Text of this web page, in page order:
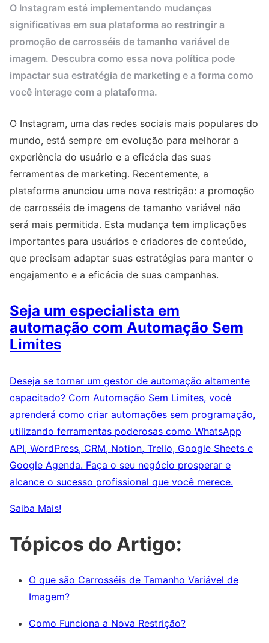
O Instagram está implementando mudanças
significativas em sua plataforma ao restringir a
promoção de carrosséis de tamanho variável de
imagem. Descubra como essa nova política pode
impactar sua estratégia de marketing e a forma como
você interage com a plataforma.
O Instagram, uma das redes sociais mais populares do
mundo, está sempre em evolução para melhorar a
experiência do usuário e a eficácia das suas
ferramentas de marketing. Recentemente, a
plataforma anunciou uma nova restrição: a promoção
de carrosséis de imagens de tamanho variável não
será mais permitida. Esta mudança tem implicações
importantes para usuários e criadores de conteúdo,
que precisam adaptar suas estratégias para manter o
engajamento e a eficácia de suas campanhas.
Seja um especialista em
automação com Automação Sem
Limites
Deseja se tornar um gestor de automação altamente
capacitado? Com Automação Sem Limites, você
aprenderá como criar automações sem programação,
utilizando ferramentas poderosas como WhatsApp
API, WordPress, CRM, Notion, Trello, Google Sheets e
Google Agenda. Faça o seu negócio prosperar e
alcance o sucesso profissional que você merece.
Saiba Mais!
Tópicos do Artigo:
O que são Carrosséis de Tamanho Variável de
Imagem?
Como Funciona a Nova Restrição?